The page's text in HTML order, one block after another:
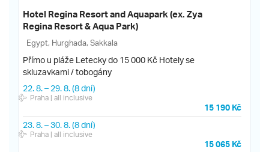
Hotel Regina Resort and Aquapark (ex. Zya
Regina Resort & Aqua Park)
Egypt, Hurghada, Sakkala
Přímo u pláže Letecky do 15 000 Kč Hotely se
skluzavkami / tobogány
22. 8.– 29. 8.(8 dní)
Praha| all inclusive
15 190 Kč
23. 8.–30. 8.(8 dní)
Praha| all inclusive
15 065 Kč